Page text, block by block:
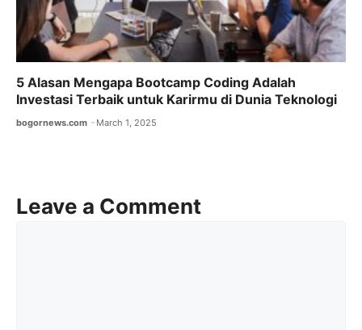
5 Alasan Mengapa Bootcamp Coding Adalah
Investasi Terbaik untuk Karirmu di Dunia Teknologi
bogornews.com March 1, 2025
Leave a Comment